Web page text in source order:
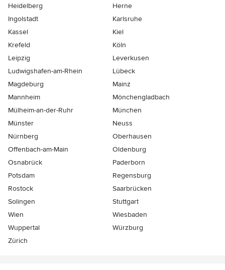
Heidelberg
Herne
Ingolstadt
Karlsruhe
Kassel
Kiel
Krefeld
Köln
Leipzig
Leverkusen
Ludwigshafen-am-Rhein
Lübeck
Magdeburg
Mainz
Mannheim
Mönchen­gladbach
Mülheim-an-der-Ruhr
München
Münster
Neuss
Nürnberg
Oberhausen
Offenbach-am-Main
Oldenburg
Osnabrück
Paderborn
Potsdam
Regensburg
Rostock
Saarbrücken
Solingen
Stuttgart
Wien
Wiesbaden
Wuppertal
Würzburg
Zürich